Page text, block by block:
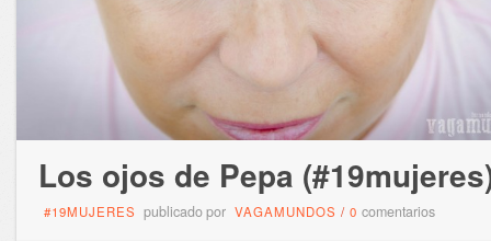
Los ojos de Pepa
#19MUJERES publicado por VAGAMUNDOS / 0 comentarios